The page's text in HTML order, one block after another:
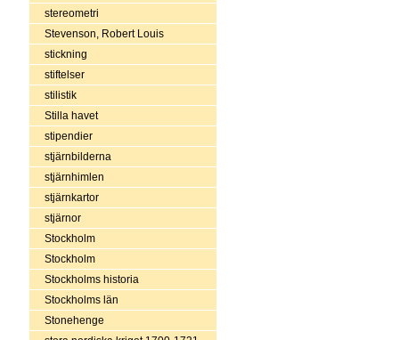
stereometri
Stevenson, Robert Louis
stickning
stiftelser
stilistik
Stilla havet
stipendier
stjärnbilderna
stjärnhimlen
stjärnkartor
stjärnor
Stockholm
Stockholm
Stockholms historia
Stockholms län
Stonehenge